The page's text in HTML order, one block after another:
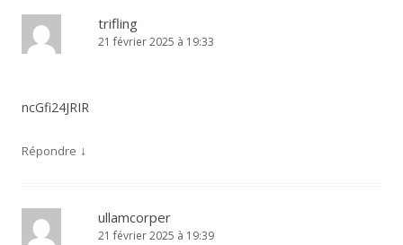
trifling
21 février 2025 à 19:33
ncGfi24JRIR
Répondre ↓
ullamcorper
21 février 2025 à 19:39